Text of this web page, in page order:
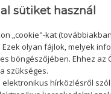
Bővebben
sütiket használ
„cookie"-kat
olyan fájlok, melyek
böngészőjében. Ehhez az
szükséges.
elektronikus hírközlésről